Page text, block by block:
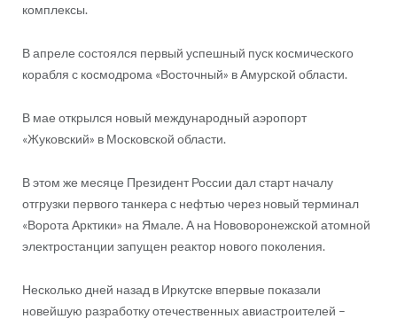
комплексы.
В апреле состоялся первый успешный пуск космического
корабля с космодрома «Восточный» в Амурской области.
В мае открылся новый международный аэропорт
«Жуковский» в Московской области.
В этом же месяце Президент России дал старт началу
отгрузки первого танкера с нефтью через новый терминал
«Ворота Арктики» на Ямале. А на Нововоронежской атомной
электростанции запущен реактор нового поколения.
Несколько дней назад в Иркутске впервые показали
новейшую разработку отечественных авиастроителей –